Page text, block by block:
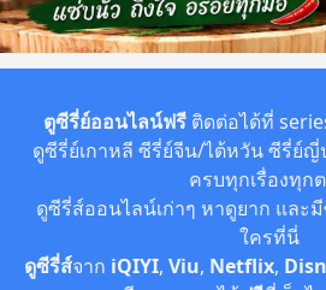
ตูซีรี่ย์ออนไลน์ฟรีติดต่อได้ที่
ดูซีรี่ย์เกาหลี ซีรี่ย์จีน/ไต้หวัน ซีรี่ย์ญี่
ครบทุกเรื่องทุก
ดูซีรี่ส์ออนไลน์เก่าๆ หาดูยาก และ
ใครที่นี่
ดูซีรี่ส์จาก iQIYI, Viu, Netflix,